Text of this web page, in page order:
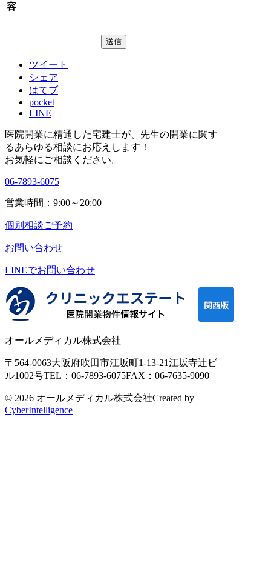
容
ツイート
シェア
はてブ
pocket
LINE
医院開業に精通した宅建士が、 先生の開業に関す
るあらゆる相談にお応えします！
お気軽にご相談ください。
06-7893-6075
営業時間：9:00～20:00
個別相談ご予約
お問い合わせ
LINEでお問い合わせ
オールメディカル株式会社
〒564-0063大阪府吹田市江坂町1-13-21江坂寺辻ビ
ル1002号TEL：06-7893-6075FAX：06-7635-9090
© 2026 オールメディカル株式会社Created by
CyberIntelligence